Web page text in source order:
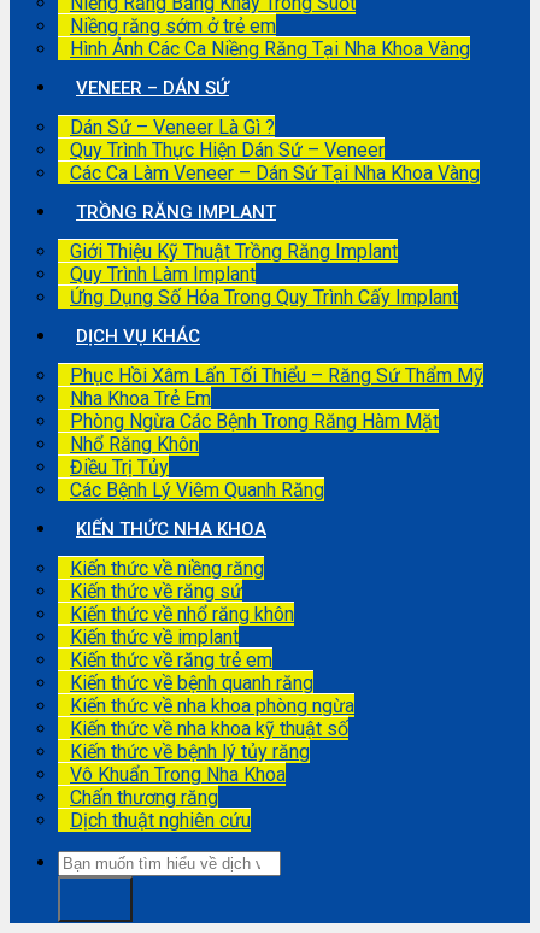
Niềng răng sớm ở trẻ em
Hình Ảnh Các Ca Niềng Răng Tại Nha Khoa Vàng
VENEER – DÁN SỨ
Dán Sứ – Veneer Là Gì ?
Quy Trình Thực Hiện Dán Sứ – Veneer
Các Ca Làm Veneer – Dán Sứ Tại Nha Khoa Vàng
TRỒNG RĂNG IMPLANT
Giới Thiệu Kỹ Thuật Trồng Răng Implant
Quy Trình Làm Implant
Ứng Dụng Số Hóa Trong Quy Trình Cấy Implant
DỊCH VỤ KHÁC
Phục Hồi Xâm Lấn Tối Thiểu – Răng Sứ Thẩm Mỹ
Nha Khoa Trẻ Em
Phòng Ngừa Các Bệnh Trong Răng Hàm Mặt
Nhổ Răng Khôn
Điều Trị Tủy
Các Bệnh Lý Viêm Quanh Răng
KIẾN THỨC NHA KHOA
Kiến thức về niềng răng
Kiến thức về răng sứ
Kiến thức về nhổ răng khôn
Kiến thức về implant
Kiến thức về răng trẻ em
Kiến thức về bệnh quanh răng
Kiến thức về nha khoa phòng ngừa
Kiến thức về nha khoa kỹ thuật số
Kiến thức về bệnh lý tủy răng
Vô Khuẩn Trong Nha Khoa
Chấn thương răng
Dịch thuật nghiên cứu